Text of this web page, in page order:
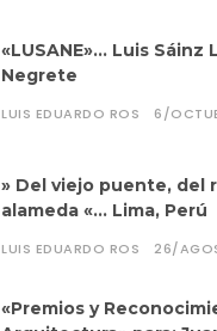
«LUSANE»… Luis Sáinz
Negrete
LUIS EDUARDO ROS 6/
» Del viejo puente, del
alameda «… Lima, Perú
LUIS EDUARDO ROS 26/
«Premios y